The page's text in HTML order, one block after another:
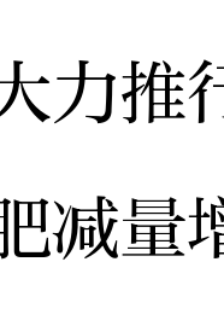
力推
减量